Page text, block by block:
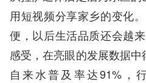
用短视频分享家乡的变化
便，以后生活品质还会越
感受，在亮眼的发展数据
自来水普及率达91%，